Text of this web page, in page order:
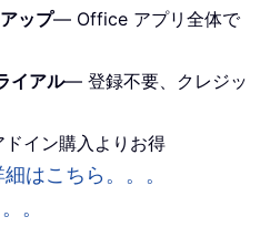
ップ— Office アプリ全体で
イアル— 登録不要、クレジッ
イン購入よりお得
はこちら。。。
。